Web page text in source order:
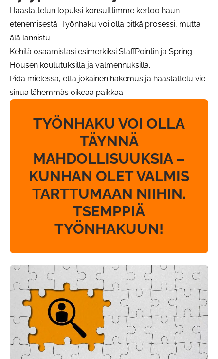
Haastattelun lopuksi konsulttimme kertoo haun
etenemisestä. Työnhaku voi olla pitkä prosessi, mutta
älä lannistu:
Kehitä osaamistasi esimerkiksi StaffPointin ja Spring
Housen koulutuksilla ja valmennuksilla.
Pidä mielessä, että jokainen hakemus ja haastattelu vie
sinua lähemmäs oikeaa paikkaa.
TYÖNHAKU VOI OLLA
TÄYNNÄ
MAHDOLLISUUKSIA –
KUNHAN OLET VALMIS
TARTTUMAAN NIIHIN.
TSEMPPIÄ
TYÖNHAKUUN!